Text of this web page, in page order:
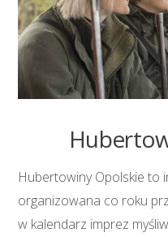
5
Hubertowiny Opolskie to
organizowana co roku
w kalendarz imprez